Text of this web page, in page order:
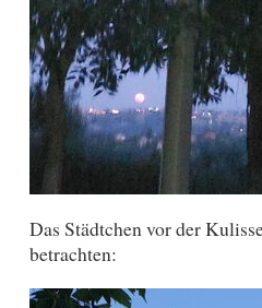
Das Städtchen vor der
betrachten: